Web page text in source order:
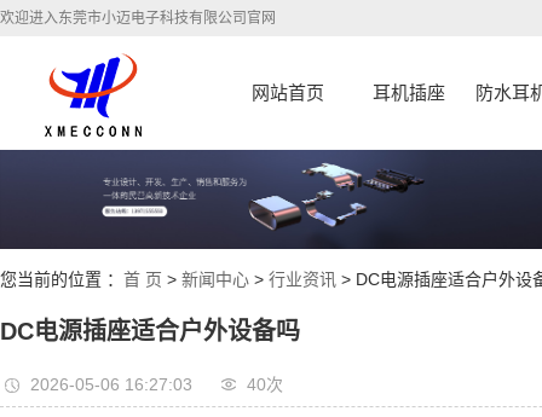
欢迎进入东莞市小迈电子科技有限公司官网
网站首页 耳机插座 防水耳
您当前的位置 ： 首 页 > 新闻中心 > 行业资讯 > DC电源插座适合户外设
DC电源插座适合户外设备吗
2026-05-06 16:27:03 40次